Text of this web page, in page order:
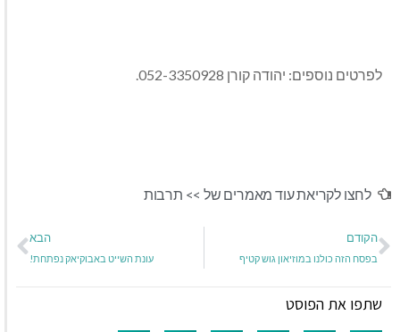
לפרטים נוספים: יהודה קורן 052-3350928.
לחצו לקריאת עוד מאמרים של >> תרבות
הקודם
בפסח הזה כולנו במוזיאון גוש קטיף
הבא
עונת השייט באבוקיאק נפתחת!
שתפו את הפוסט